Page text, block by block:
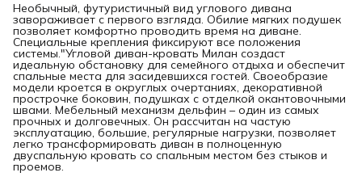
Необычный, футуристичный вид углового дивана
завораживает с первого взгляда. Обилие мягких подушек
позволяет комфортно проводить время на диване.
Специальные крепления фиксируют все положения
системы."Угловой диван-кровать Милан создаст
идеальную обстановку для семейного отдыха и обеспечит
спальные места для засидевшихся гостей. Своеобразие
модели кроется в округлых очертаниях, декоративной
прострочке боковин, подушках с отделкой окантовочными
швами. Мебельный механизм дельфин – один из самых
прочных и долговечных. Он рассчитан на частую
эксплуатацию, большие, регулярные нагрузки, позволяет
легко трансформировать диван в полноценную
двуспальную кровать со спальным местом без стыков и
проемов.